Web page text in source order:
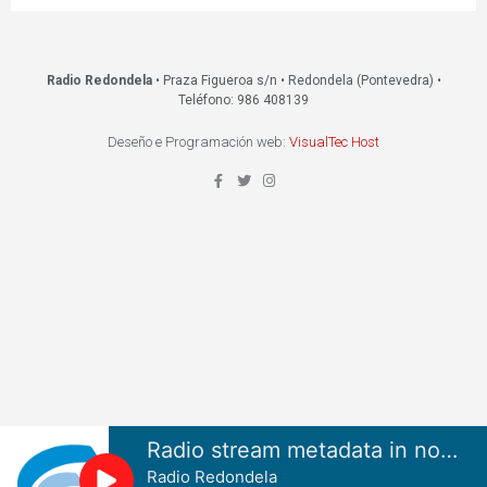
Radio Redondela• Praza Figueroa s/n • Redondela (Pontevedra) •
Teléfono: 986 408139
Deseño e Programación web: VisualTec Host
Radio stream metadata in not available.
Radio Redondela